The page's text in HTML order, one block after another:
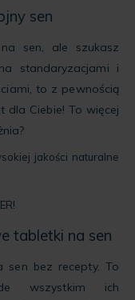
sen
sen, ale szukasz
standaryzacjami i
to z pewnością
dla Ciebie! To więcej
jakości naturalne
tabletki na sen
sen bez recepty. To
wszystkim ich